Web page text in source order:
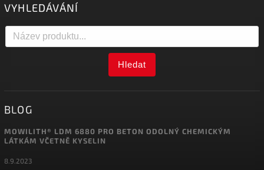
VYHLEDÁVÁNÍ
Hledat
BLOG
MOWILITH® LDM 6880 PRO BETON ODOLNÝ CHEMICKÝM
LÁTKÁM VČETNĚ KYSELIN
8.9.2023